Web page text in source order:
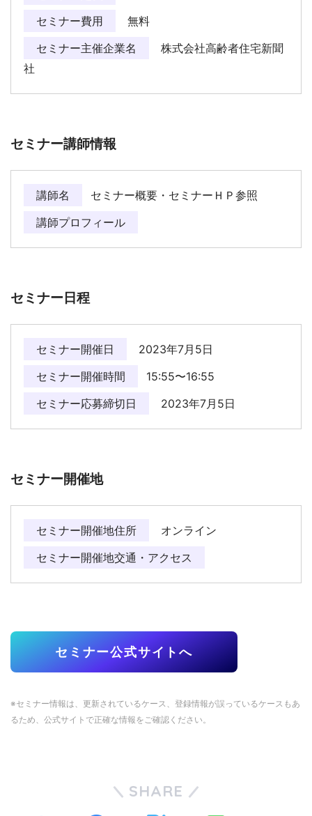
セミナー費用
無料
セミナー主催企業名
株式会社高齢者住宅新聞
社
セミナー講師情報
講師名
セミナー概要・セミナーＨＰ参照
講師プロフィール
セミナー日程
セミナー開催日
2023年7月5日
セミナー開催時間
15:55〜16:55
セミナー応募締切日
2023年7月5日
セミナー開催地
セミナー開催地住所
オンライン
セミナー開催地交通・アクセス
セミナー公式サイトへ
※セミナー情報は、更新されているケース、登録情報が誤っているケースもあ
るため、公式サイトで正確な情報をご確認ください。
SHARE